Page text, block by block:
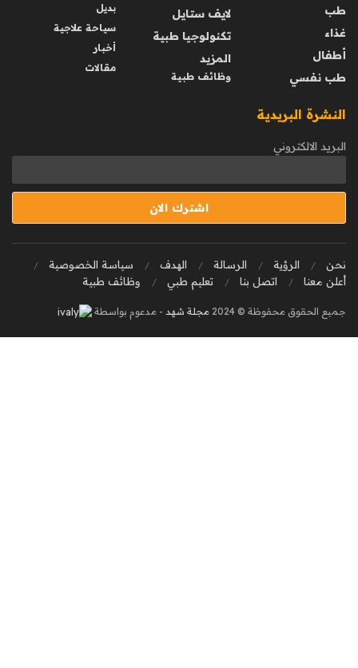
طب
غذاء
أطفال
طب نفسي
لايف ستايل
تكنولوجيا طبية
المزيد
وظائف طبية
بديل
سياحة علاجية
أخبار
مقالات
النشرة البريدية
البريد الالكتروني
نحن الرؤية الرسالة الهدف
سياسة الخصوصية
أعلن معنا
اتصل بنا تعليم طبي وظائف طبية
جميع الحقوق محفوظة © 2024 مجلة شهد - مدعوم بواسطة